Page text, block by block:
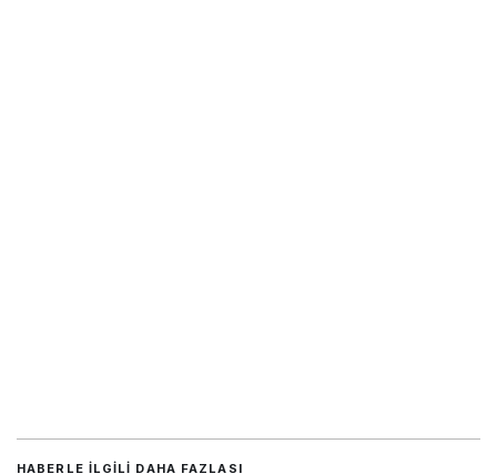
HABERLE ILGILI DAHA FAZLASI